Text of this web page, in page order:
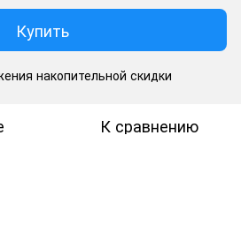
Купить
накопительной скидки
К сравнению